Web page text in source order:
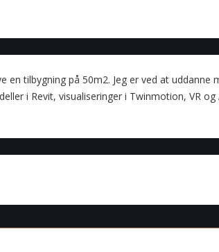
tilbygning på 50m2. Jeg er ved at uddanne
i Revit, visualiseringer i Twinmotion, VR og